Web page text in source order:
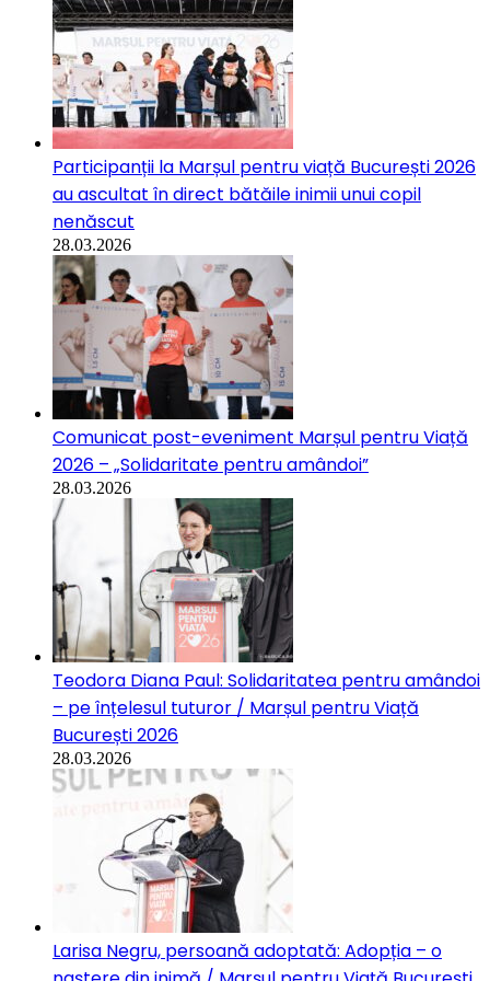
Participanții la Marșul pentru viață București 2026
au ascultat în direct bătăile inimii unui copil
nenăscut
28.03.2026
Comunicat post-eveniment Marșul pentru Viață
2026 – „Solidaritate pentru amândoi”
28.03.2026
Teodora Diana Paul: Solidaritatea pentru amândoi
– pe înțelesul tuturor / Marșul pentru Viață
București 2026
28.03.2026
Larisa Negru, persoană adoptată: Adopția – o